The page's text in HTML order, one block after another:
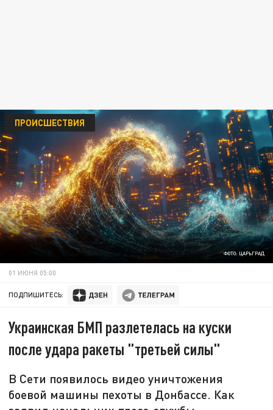
ФОТО: ЦАРЬГРАД
ПРОИСШЕСТВИЯ
01 ИЮНЯ 05:00
ПОДПИШИТЕСЬ:
Украинская БМП разлетелась на куски
после удара ракеты "третьей силы"
В Сети появилось видео уничтожения
боевой машины пехоты в Донбассе. Как